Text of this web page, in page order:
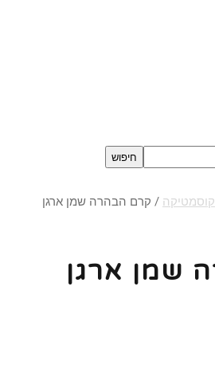
חיפוש
קוסמטיקה / קרם הבהרה שמן ארגן
שמן ארגן